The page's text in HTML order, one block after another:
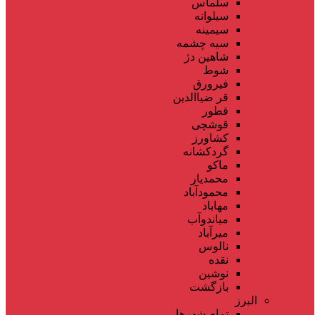
سیلوانه
سیمینه
سیه چشمه
شاهین دژ
شوط
فیرورق
قر ضیاالدین
قطور
قوشچی
کشاورز
گردکشانه
ماکو
محمدیار
محمودآباد
مهاباد
میاندوآب
میرآباد
نالوس
نقده
نوشین
بازگشت
البرز